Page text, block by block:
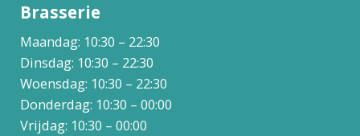
Brasserie
Maandag: 10:30 – 22:30
Dinsdag: 10:30 – 22:30
Woensdag: 10:30 – 22:30
Donderdag: 10:30 – 00:00
Vrijdag: 10:30 – 00:00